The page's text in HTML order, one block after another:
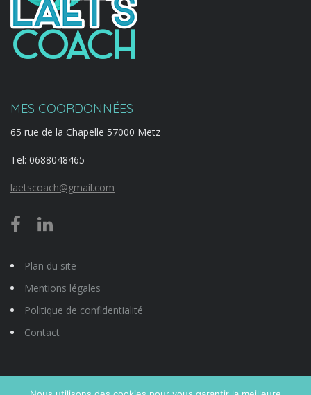
MES COORDONNÉES
65 rue de la Chapelle 57000 Metz
Tel: 0688048465
laetscoach@gmail.com
Plan du site
Mentions légales
Politique de confidentialité
Contact